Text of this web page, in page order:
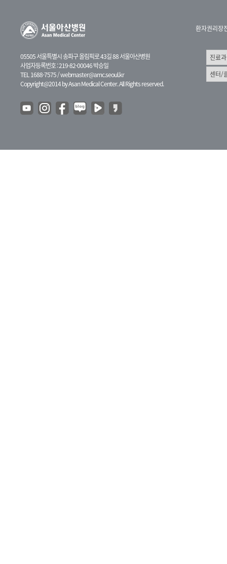
05505 서울특별시 송파구 올림픽로 43길 88 서울아산병원
사업자등록번호 : 219-82-00046 박승일
TEL 1688-7575 /webmaster@amc.seoul.kr
Copyright@2014 by Asan Medical Center. All Rights reserved.
환자권리장